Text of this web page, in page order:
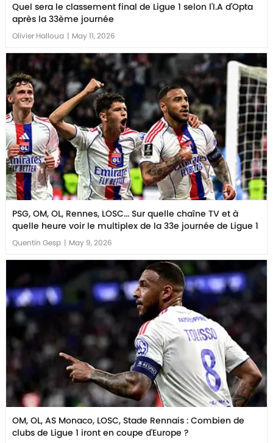
Quel sera le classement final de Ligue 1 selon l'I.A d'Opta
après la 33ème journée
Olivier Halloua | May 11, 2026
PSG, OM, OL, Rennes, LOSC... Sur quelle chaîne TV et à
quelle heure voir le multiplex de la 33e journée de Ligue 1
Quentin Gesp | May 9, 2026
OM, OL, AS Monaco, LOSC, Stade Rennais : Combien de
clubs de Ligue 1 iront en coupe d'Europe ?